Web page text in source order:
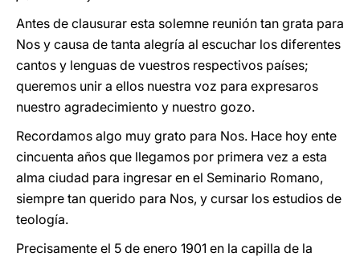
Antes de clausurar esta solemne reunión tan grata para
Nos y causa de tanta alegría al escuchar los diferentes
cantos y lenguas de vuestros respectivos países;
queremos unir a ellos nuestra voz para expresaros
nuestro agradecimiento y nuestro gozo.
Recordamos algo muy grato para Nos. Hace hoy ente
cincuenta años que llegamos por primera vez a esta
alma ciudad para ingresar en el Seminario Romano,
siempre tan querido para Nos, y cursar los estudios de
teología.
Precisamente el 5 de enero 1901 en la capilla de la